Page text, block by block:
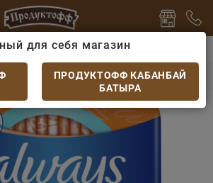
Прокладки Always Ultra
Always Ultra Normal 10шт
для себя магазин
ПРОДУКТОФФ КАБАНБАЙ
БАТЫРА